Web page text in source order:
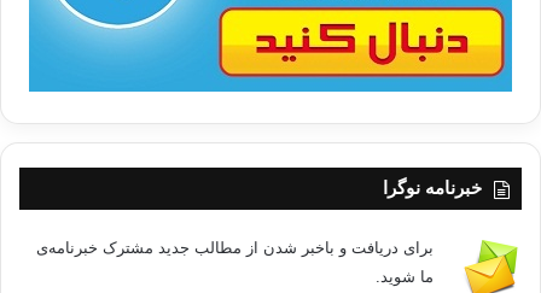
خبرنامه نوگرا
برای دریافت و باخبر شدن از مطالب جدید مشترک خبرنامه‌ی
ما شوید.